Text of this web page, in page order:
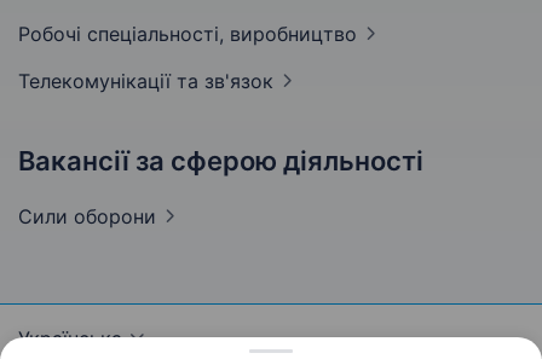
Робочі спеціальності, виробництво
Телекомунікації та зв'язок
Вакансії за сферою діяльності
Сили оборони
Українська